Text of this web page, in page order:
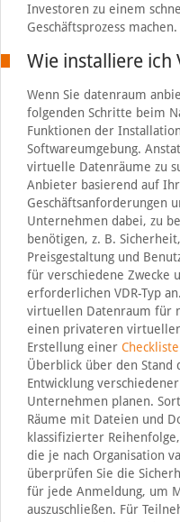
Investoren zu einem
Geschäftsprozess machen.
Wie installiere ich
Wenn Sie datenraum
folgenden Schritte beim
Funktionen der
Softwareumgebung.
virtuelle Datenräume zu
Anbieter basierend auf
Geschäftsanforderungen
Unternehmen dabei, zu
benötigen, z. B.
Preisgestaltung und
für verschiedene Zwecke
erforderlichen VDR-Typ
virtuellen Datenraum für
einen privateren
Erstellung einer Checkliste
Überblick über den Stand
Entwicklung
Unternehmen planen.
Räume mit Dateien und
klassifizierter
die je nach Organisation
überprüfen Sie die
für jede Anmeldung, um
auszuschließen. Für